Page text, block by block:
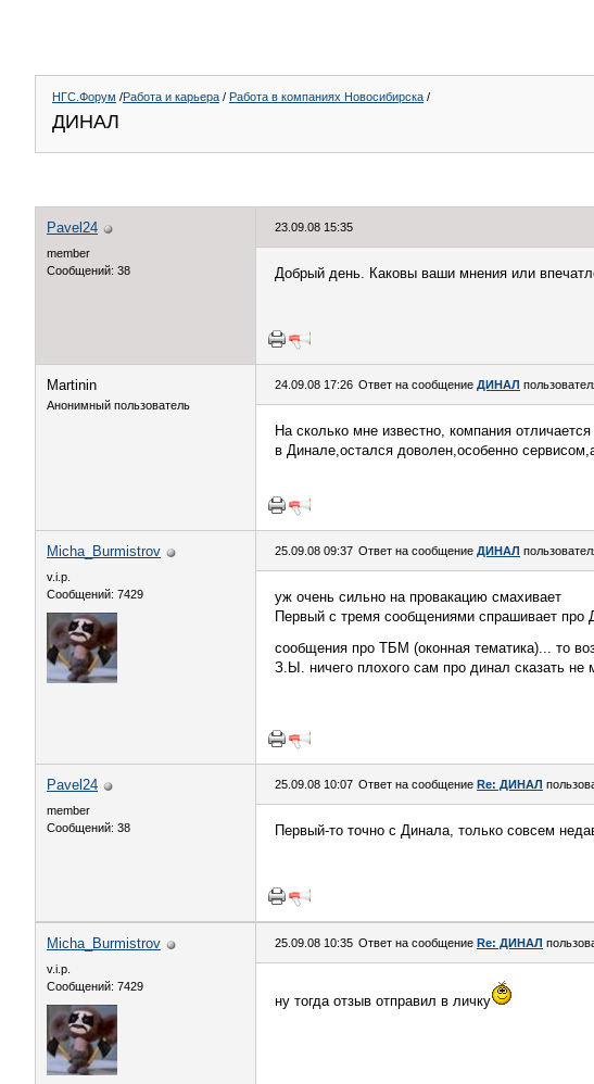
НГС.Форум /Работа и карьера / Работа в компаниях Новосибирска /
ДИНАЛ
Pavel24
member
Сообщений: 38
23.09.08 15:35
Добрый день. Каковы ваши мнения или
Martinin
Анонимный пользователь
24.09.08 17:26 Ответ на сообщение ДИНАЛ
На сколько мне известно, компания
в Динале,остался доволен,особенно
Micha_Burmistrov
v.i.p.
Сообщений: 7429
25.09.08 09:37 Ответ на сообщение ДИНАЛ
уж очень сильно на провакацию смахивает
Первый с тремя сообщениями спрашивает про
сообщения про ТБМ (оконная тематика)... то
З.Ы. ничего плохого сам про динал сказать не
Pavel24
member
Сообщений: 38
25.09.08 10:07 Ответ на сообщение Re: ДИНАЛ
Первый-то точно с Динала, только совсем
Micha_Burmistrov
v.i.p.
Сообщений: 7429
25.09.08 10:35 Ответ на сообщение Re: ДИНАЛ
ну тогда отзыв отправил в личку